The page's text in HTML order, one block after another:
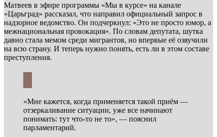
Матвеев в эфире программы «Мы в курсе» на канале
«Царьград» рассказал, что направил официальный запрос в
надзорное ведомство. Он подчеркнул: «Это не просто юмор, а
межнациональная провокация». По словам депутата, шутка
давно стала мемом среди мигрантов, но впервые её озвучили
на всю страну. И теперь нужно понять, есть ли в этом составе
преступления.
«Мне кажется, когда применяется такой приём —
отзеркаливание ситуации, уже все начинают
понимать: тут что-то не то», — пояснил
парламентарий.